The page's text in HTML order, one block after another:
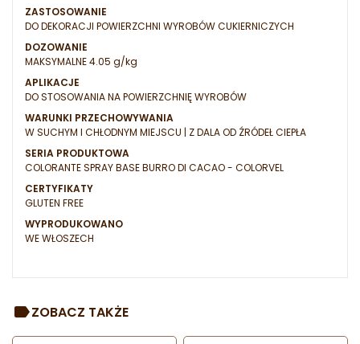
ZASTOSOWANIE
DO DEKORACJI POWIERZCHNI WYROBÓW CUKIERNICZYCH
DOZOWANIE
MAKSYMALNE 4.05 g/kg
APLIKACJE
DO STOSOWANIA NA POWIERZCHNIĘ WYROBÓW
WARUNKI PRZECHOWYWANIA
W SUCHYM I CHŁODNYM MIEJSCU | Z DALA OD ŹRÓDEŁ CIEPŁA
SERIA PRODUKTOWA
COLORANTE SPRAY BASE BURRO DI CACAO - COLORVEL
CERTYFIKATY
GLUTEN FREE
WYPRODUKOWANO
WE WŁOSZECH
ZOBACZ TAKŻE